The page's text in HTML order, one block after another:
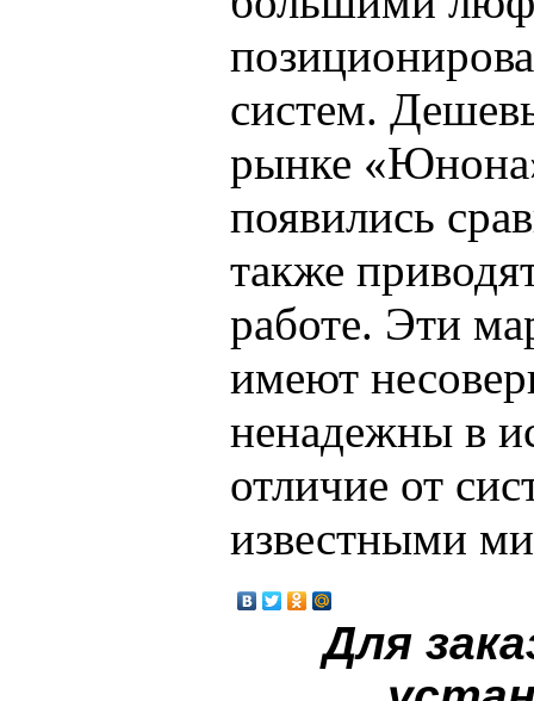
систем.
рынке
появились
также
работе. Эти
имеют
ненадежны в
отличие от
известными
Для